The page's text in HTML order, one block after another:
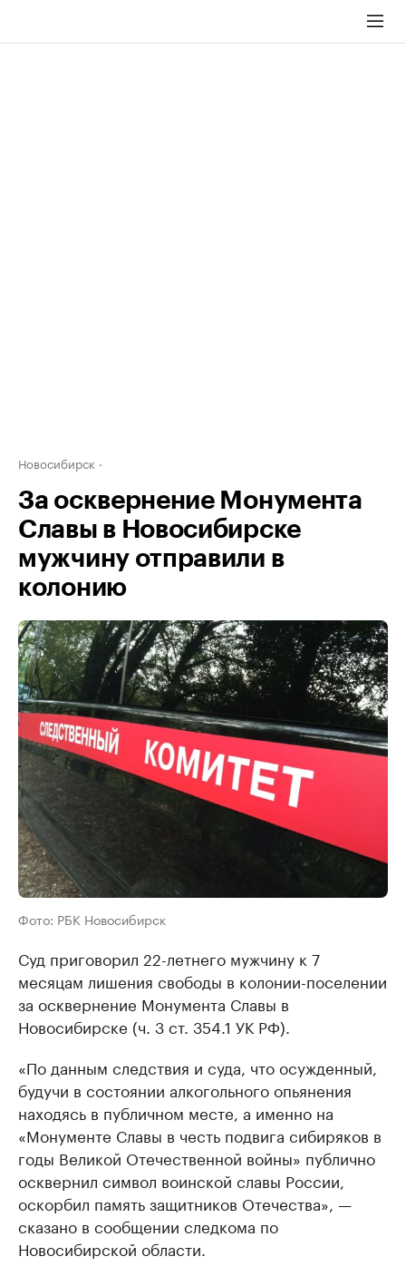
Новосибирск
За осквернение Монумента
Славы в Новосибирске
мужчину отправили в
колонию
Фото: РБК Новосибирск
Суд приговорил 22-летнего мужчину к 7
месяцам лишения свободы в колонии-поселении
за осквернение Монумента Славы в
Новосибирске (ч. 3 ст. 354.1 УК РФ).
«По данным следствия и суда, что осужденный,
будучи в состоянии алкогольного опьянения
находясь в публичном месте, а именно на
«Монументе Славы в честь подвига сибиряков в
годы Великой Отечественной войны» публично
осквернил символ воинской славы России,
оскорбил память защитников Отечества», —
сказано в сообщении следкома по
Новосибирской области.